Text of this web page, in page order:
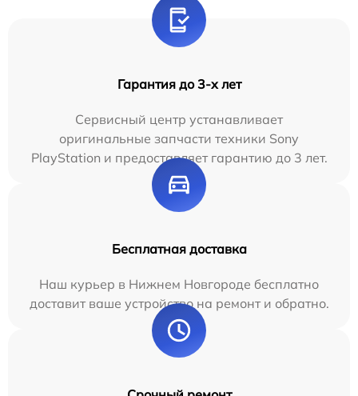
Гарантия до 3-х лет
Сервисный центр устанавливает
оригинальные запчасти техники Sony
PlayStation и предоставляет гарантию до 3 лет.
Бесплатная доставка
Наш курьер в Нижнем Новгороде бесплатно
доставит ваше устройство на ремонт и обратно.